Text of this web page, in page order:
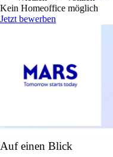
Kein Homeoffice möglich
Jetzt bewerben
Auf einen Blick